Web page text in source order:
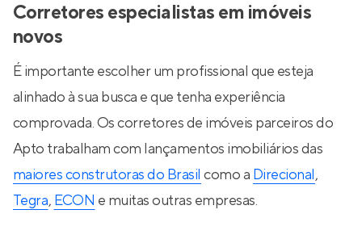
Corretores especialistas em imóveis
novos
É importante escolher um profissional que esteja
alinhado à sua busca e que tenha experiência
comprovada. Os corretores de imóveis parceiros do
Apto trabalham com lançamentos imobiliários das
maiores construtoras do Brasil como a Direcional,
Tegra, ECON e muitas outras empresas.